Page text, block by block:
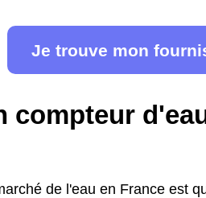
Je trouve mon
compteur
de l'eau en France est